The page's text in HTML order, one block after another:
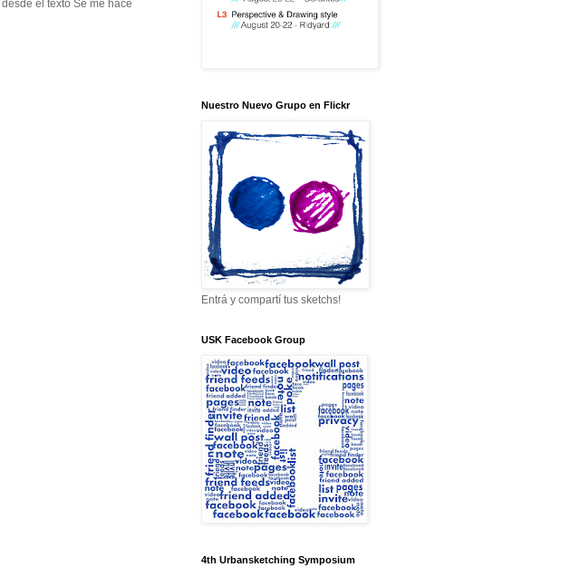
el texto Se me hace
Nuestro Nuevo Grupo en Flickr
Entrá y compartí tus sketchs!
USK Facebook Group
4th Urbansketching Symposium